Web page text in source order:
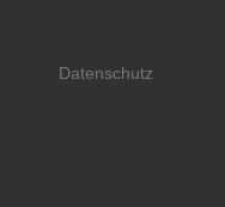
Datenschutz